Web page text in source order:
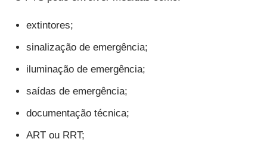
extintores;
sinalização de emergência;
iluminação de emergência;
saídas de emergência;
documentação técnica;
ART ou RRT;